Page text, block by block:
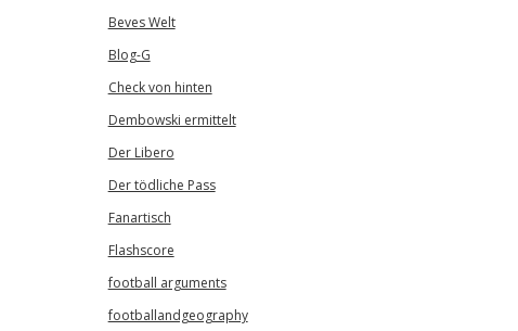
Beves Welt
Blog-G
Check von hinten
Dembowski ermittelt
Der Libero
Der tödliche Pass
Fanartisch
Flashscore
football arguments
footballandgeography